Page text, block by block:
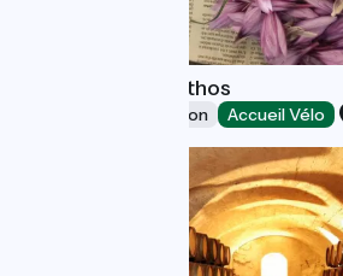
The Saffron of Athos
Leisure and recreation Accueil Vélo